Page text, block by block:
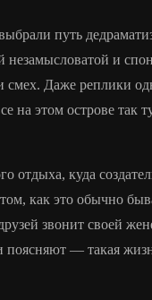
путь
и
Даже реплики
этом острове так
отдыха, куда
как это обычно
звонит своей
— такая